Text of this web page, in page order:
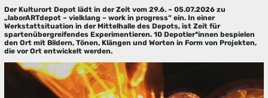
Der Kulturort Depot lädt in der Zeit vom 29.6. – 05.07.2026 zu
„laborARTdepot – vielklang – work in progress“ ein. In einer
Werkstattsituation in der Mittelhalle des Depots, ist Zeit für
spartenübergreifendes Experimentieren. 10 Depotler*innen bespielen
den Ort mit Bildern, Tönen, Klängen und Worten in Form von Projekten,
die vor Ort entwickelt werden.